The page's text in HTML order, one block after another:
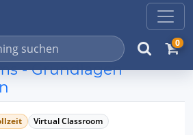
0
- Grundlagen
Virtual Classroom